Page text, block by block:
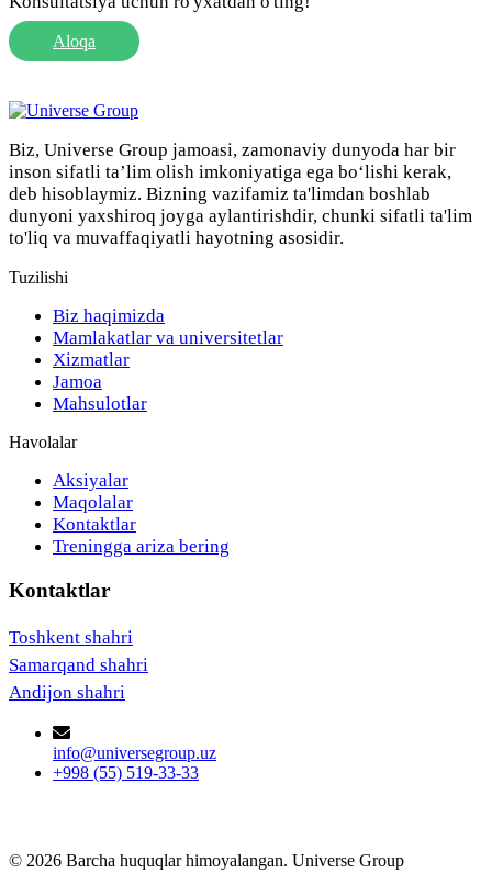
Aloqa
Biz, Universe Group jamoasi, zamonaviy dunyoda har bir
inson sifatli ta’lim olish imkoniyatiga ega bo‘lishi kerak,
deb hisoblaymiz. Bizning vazifamiz ta'limdan boshlab
dunyoni yaxshiroq joyga aylantirishdir, chunki sifatli ta'lim
to'liq va muvaffaqiyatli hayotning asosidir.
Tuzilishi
Biz haqimizda
Mamlakatlar va universitetlar
Xizmatlar
Jamoa
Mahsulotlar
Havolalar
Aksiyalar
Maqolalar
Kontaktlar
Treningga ariza bering
Kontaktlar
Toshkent shahri
Samarqand shahri
Andijon shahri
info@universegroup.uz
+998 (55) 519-33-33
© 2026 Barcha huquqlar himoyalangan. Universe Group